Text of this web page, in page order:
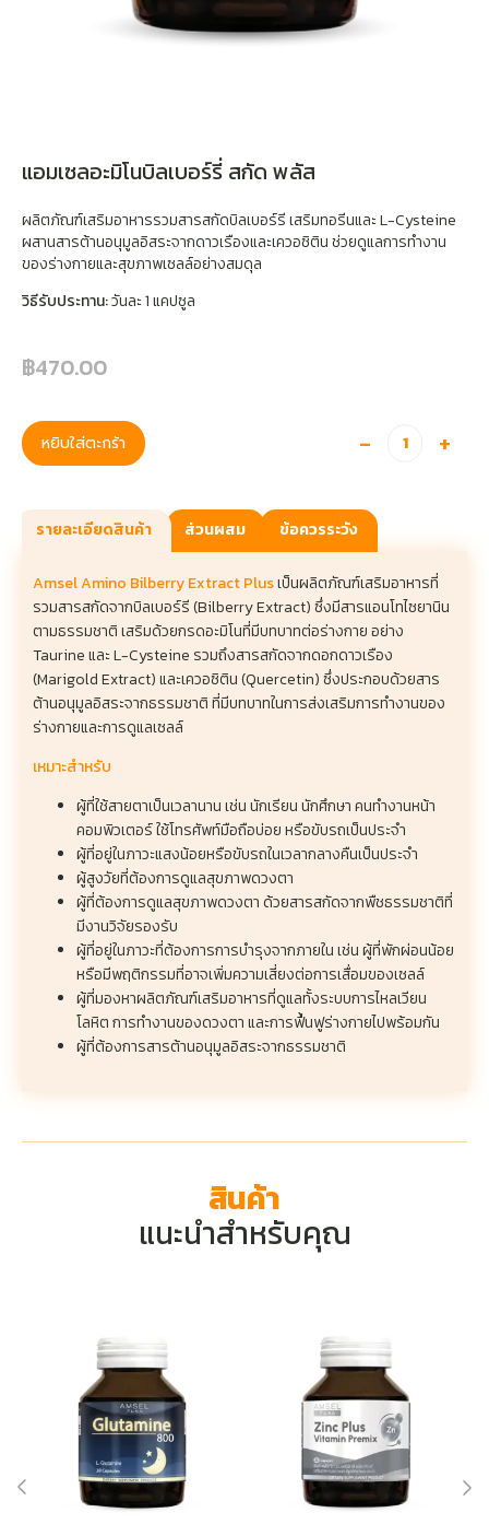
แอมเซลอะมิโนบิลเบอร์รี่ สกัด พลัส
ผลิตภัณฑ์เสริมอาหารรวมสารสกัดบิลเบอร์รี เสริมทอรีนและ L-Cysteine
ผสานสารต้านอนุมูลอิสระจากดาวเรืองและเควอซิติน ช่วยดูแลการทำงาน
ของร่างกายและสุขภาพเซลล์อย่างสมดุล
วิธีรับประทาน:วันละ 1 แคปซูล
฿470.00
- +
หยิบใส่ตะกร้า
รายละเอียดสินค้า ส่วนผสม ข้อควรระวัง
Amsel Amino Bilberry Extract Plusเป็นผลิตภัณฑ์เสริมอาหารที่
รวมสารสกัดจากบิลเบอร์รี (Bilberry Extract) ซึ่งมีสารแอนโทไซยานิน
ตามธรรมชาติ เสริมด้วยกรดอะมิโนที่มีบทบาทต่อร่างกาย อย่าง
Taurine และ L-Cysteine รวมถึงสารสกัดจากดอกดาวเรือง
(Marigold Extract) และเควอซิติน (Quercetin) ซึ่งประกอบด้วยสาร
ต้านอนุมูลอิสระจากธรรมชาติ ที่มีบทบาทในการส่งเสริมการทำงานของ
ร่างกายและการดูแลเซลล์
เหมาะสำหรับ
ผู้ที่ใช้สายตาเป็นเวลานาน เช่น นักเรียน นักศึกษา คนทำงานหน้า
คอมพิวเตอร์ ใช้โทรศัพท์มือถือบ่อย หรือขับรถเป็นประจำ
ผู้ที่อยู่ในภาวะแสงน้อยหรือขับรถในเวลากลางคืนเป็นประจำ
ผู้สูงวัยที่ต้องการดูแลสุขภาพดวงตา
ผู้ที่ต้องการดูแลสุขภาพดวงตา ด้วยสารสกัดจากพืชธรรมชาติที่
มีงานวิจัยรองรับ
ผู้ที่อยู่ในภาวะที่ต้องการการบำรุงจากภายใน เช่น ผู้ที่พักผ่อนน้อย
หรือมีพฤติกรรมที่อาจเพิ่มความเสี่ยงต่อการเสื่อมของเซลล์
ผู้ที่มองหาผลิตภัณฑ์เสริมอาหารที่ดูแลทั้งระบบการไหลเวียน
โลหิต การทำงานของดวงตา และการฟื้นฟูร่างกายไปพร้อมกัน
ผู้ที่ต้องการสารต้านอนุมูลอิสระจากธรรมชาติ
สินค้า
แนะนำสำหรับคุณ